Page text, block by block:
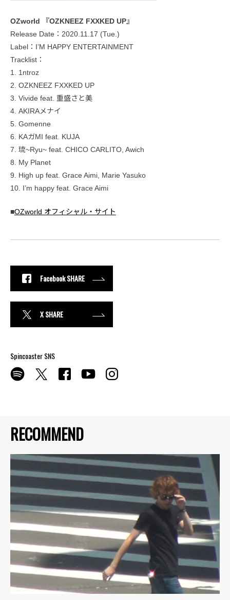
RECOMMEND
OZworld 『OZKNEEZ FXXKED UP』
Release Date：2020.11.17 (Tue.)
Label：I’M HAPPY ENTERTAINMENT
Tracklist：
1. 1ntroz
2. OZKNEEZ FXXKED UP
3. Vivide feat. 重盛さと美
4. AKIRAメナイ
5. Gomenne
6. KAガMI feat. KUJA
7. 琉~Ryu~ feat. CHICO CARLITO, Awich
8. My Planet
9. High up feat. Grace Aimi, Marie Yasuko
10. I’m happy feat. Grace Aimi
■OZworld オフィシャル・サイト
Facebook SHARE
X SHARE
Spincoaster SNS